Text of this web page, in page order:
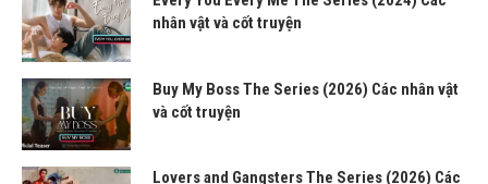
nhân vật và cốt truyện
Buy My Boss The Series (2026) Các nhân vật
và cốt truyện
Lovers and Gangsters The Series (2026) Các